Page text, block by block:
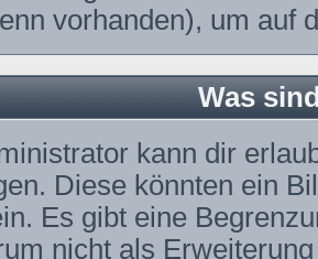
vorhanden), um auf
Was
kann dir
Diese könnten ein
Es gibt eine
nicht als